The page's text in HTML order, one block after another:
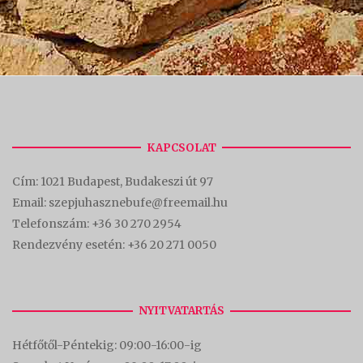
KAPCSOLAT
Cím: 1021 Budapest, Budakeszi út 97
Email: szepjuhasznebufe@freemail.hu
Telefonszám: +36 30 270 2954
Rendezvény esetén: +36 20 271 0050
NYITVATARTÁS
Hétfőtől-Péntekig: 09:00-16:00-ig